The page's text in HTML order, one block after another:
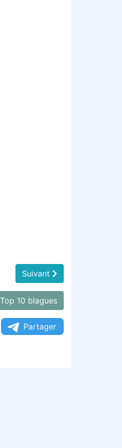
Suivant
Top 10 blagues
Partager